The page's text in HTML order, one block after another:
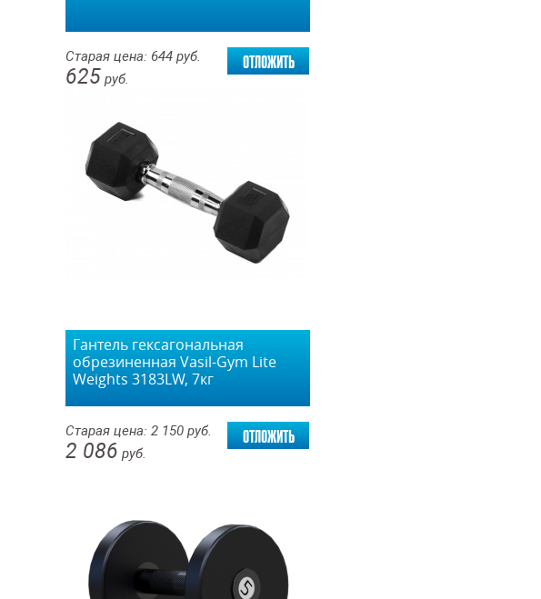
Старая цена: 644 руб.
625 руб.
отложить
Гантель гексагональная
обрезиненная Vasil-Gym Lite
Weights 3183LW, 7кг
Старая цена: 2 150 руб.
2 086 руб.
отложить